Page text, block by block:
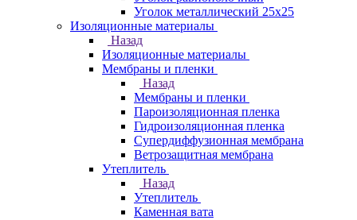
Уголок металлический 25х25
Изоляционные материалы
Назад
Изоляционные материалы
Мембраны и пленки
Назад
Мембраны и пленки
Пароизоляционная пленка
Гидроизоляционная пленка
Супердиффузионная мембрана
Ветрозащитная мембрана
Утеплитель
Назад
Утеплитель
Каменная вата